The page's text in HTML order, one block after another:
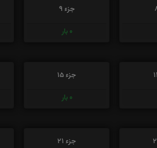
جزء 9
0 بار
جزء 15
0 بار
جزء 21